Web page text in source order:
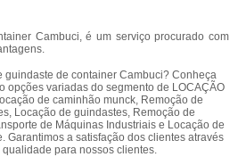
Cambuci, é um serviço procurado com
guindaste de container Cambuci? Conheça
opções variadas do segmento de LOCAÇÃO
de caminhão munck, Remoção de
Locação de guindastes, Remoção de
de Máquinas Industriais e Locação de
Garantimos a satisfação dos clientes através
para nossos clientes.